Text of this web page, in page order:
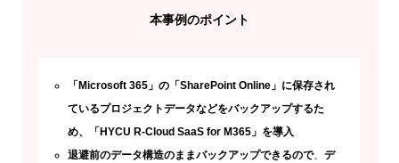
本事例のポイント
「Microsoft 365」の「SharePoint Online」に保存され
ているプロジェクトデータなどをバックアップするた
め、「HYCU R-Cloud SaaS for M365」を導入
退避前のデータ構造のままバックアップできるので、デ